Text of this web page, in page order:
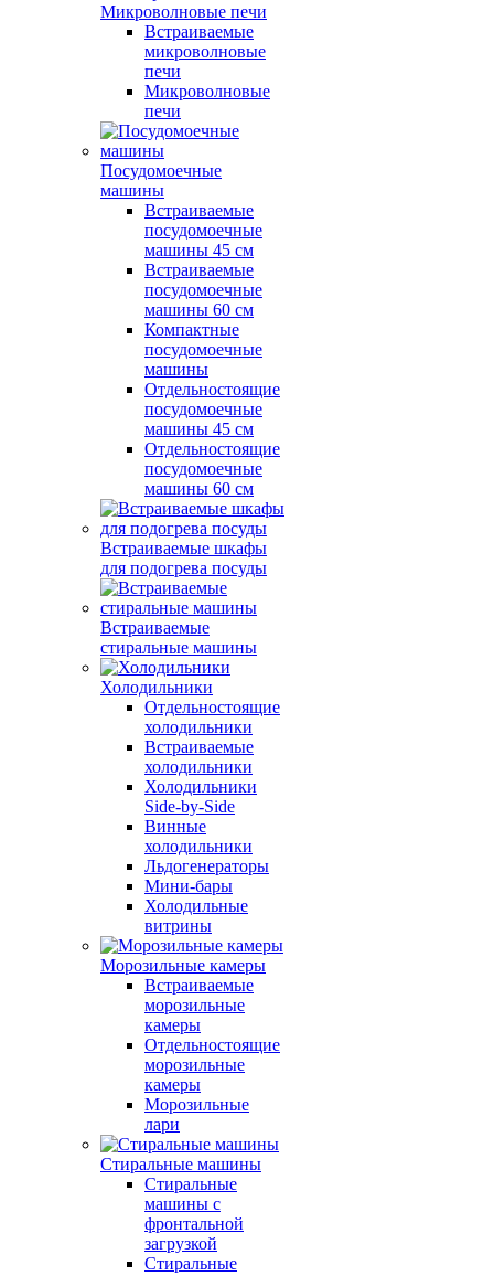
Микроволновые печи
Встраиваемые
микроволновые
печи
Микроволновые
печи
Посудомоечные
машины
Встраиваемые
посудомоечные
машины 45 см
Встраиваемые
посудомоечные
машины 60 см
Компактные
посудомоечные
машины
Отдельностоящие
посудомоечные
машины 45 см
Отдельностоящие
посудомоечные
машины 60 см
Встраиваемые шкафы
для подогрева посуды
Встраиваемые
стиральные машины
Холодильники
Отдельностоящие
холодильники
Встраиваемые
холодильники
Холодильники
Side-by-Side
Винные
холодильники
Льдогенераторы
Мини-бары
Холодильные
витрины
Морозильные камеры
Встраиваемые
морозильные
камеры
Отдельностоящие
морозильные
камеры
Морозильные
лари
Стиральные машины
Стиральные
машины с
фронтальной
загрузкой
Стиральные